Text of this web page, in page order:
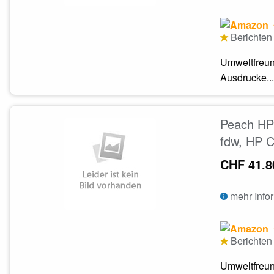
Berichten
Ausdrucke...
Peach
fdw, HP
CHF
mehr
Berichten